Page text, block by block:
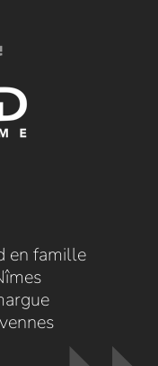
en famille